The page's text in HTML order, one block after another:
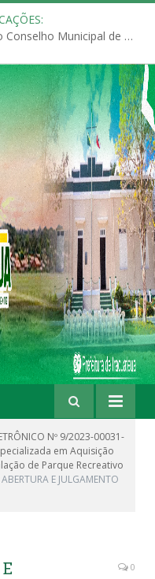
Políticas Municipais aprovadas pelo Conselho Municipal de Educação (CME)
Nº 9/2023-00031-
em Aquisição
de Parque Recreativo
E JULGAMENTO
0